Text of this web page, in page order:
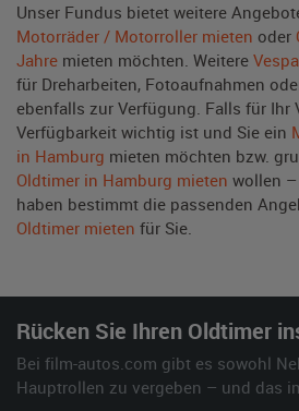
Unser Fundus bietet weitere
Motorräder / Motorroller mieten oder
Jahre mieten möchten. Weitere
für Dreharbeiten, Fotoaufnahmen
ebenfalls zur Verfügung. Falls für Ihr
Verfügbarkeit wichtig ist und Sie ein
in Hamburg mieten möchten bzw.
Oldtimer in Hamburg mieten wollen
haben bestimmt die passenden
Oldtimer mieten für Sie.
Rücken Sie Ihren Oldtimer
Bei film-autos.com gibt es sowohl
Hauptrollen zu vergeben – und das